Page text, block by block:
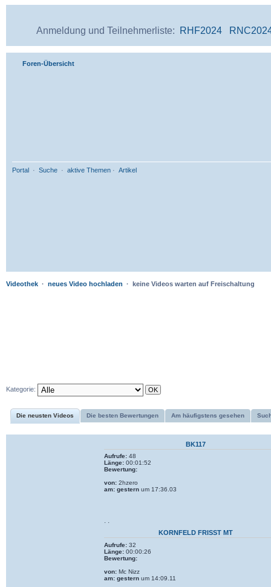
Anmeldung und Teilnehmerliste: RHF2024
Foren-Übersicht
Portal · Suche · aktive Themen · Artikel
Videothek · neues Video hochladen · keine Videos warten auf Freischaltung
Kategorie:
Die neusten Videos Die besten Bewertungen Am häufigstens gesehen
BK117
Aufrufe:48
Länge:00:01:52
Bewertung:
von:2hzero
am: gesternum 17:36.03
· ·
KORNFELD FRISST MT
Aufrufe:32
Länge:00:00:26
Bewertung:
von:Mc Nizz
am: gesternum 14:09.11